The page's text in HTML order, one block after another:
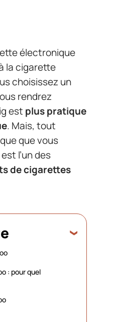
électronique
la cigarette
choisissez un
rendrez
est plus pratique
. Mais, tout
que vous
l’un des
de cigarettes
: pour quel